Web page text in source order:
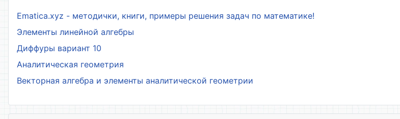
Ematica.xyz - методички, книги, примеры решения задач по математике!
Элементы линейной алгебры
Диффуры вариант 10
Аналитическая геометрия
Векторная алгебра и элементы аналитической геометрии